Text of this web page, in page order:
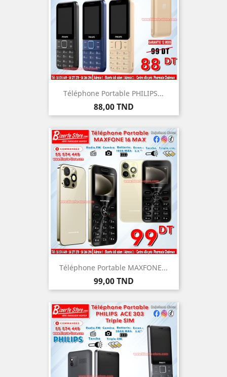
Téléphone Portable PHILIPS...
Prix
88,00 TND
Téléphone Portable MAXFONE...
Prix
99,00 TND